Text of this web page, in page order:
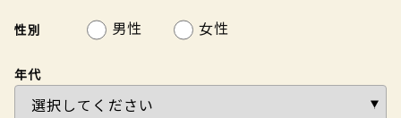
性別 男性 女性
年代